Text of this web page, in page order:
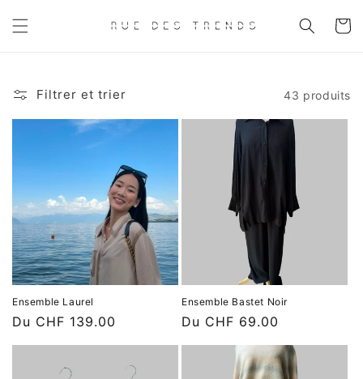
passer
au
Panier
Filtrer et trier 43 produits
Ensemble Laurel
Prix
habituel
Du CHF 139.00
Ensemble Bastet Noir
Prix
habituel
Du CHF 69.00